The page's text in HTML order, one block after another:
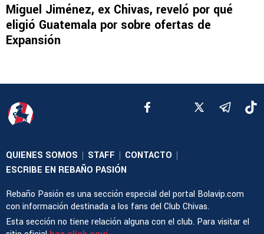
Miguel Jiménez, ex Chivas, reveló por qué
eligió Guatemala por sobre ofertas de
Expansión
QUIENES SOMOS | STAFF | CONTACTO |
ESCRIBE EN REBAÑO PASIÓN
Rebaño Pasión es una sección especial del portal Bolavip.com
con información destinada a los fans del Club Chivas.
Esta sección no tiene relación alguna con el club. Para visitar el